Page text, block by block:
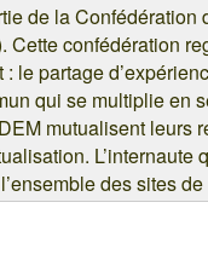
de la Confédération
Cette confédération
le partage
qui se multiplie en
mutualisent leurs
L’internaute
des sites